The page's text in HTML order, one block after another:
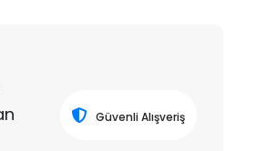
Güvenli Alışveriş